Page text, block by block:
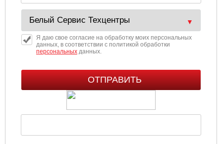
Я даю свое согласие на обработку моих персональных
данных, в соответствии с политикой обработки
персональныхданных.